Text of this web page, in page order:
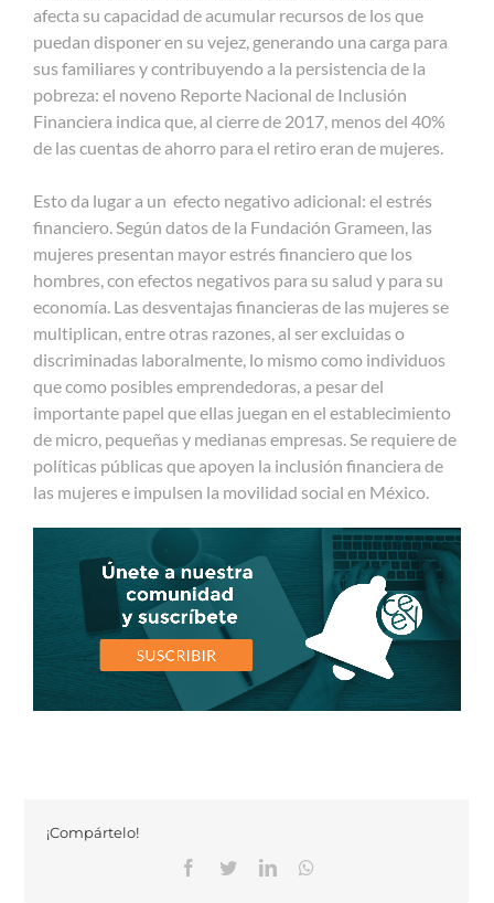
afecta su capacidad de acumular recursos de los que
puedan disponer en su vejez, generando una carga para
sus familiares y contribuyendo a la persistencia de la
pobreza: el noveno Reporte Nacional de Inclusión
Financiera indica que, al cierre de 2017, menos del 40%
de las cuentas de ahorro para el retiro eran de mujeres.
Esto da lugar a un efecto negativo adicional: el estrés
financiero. Según datos de la Fundación Grameen, las
mujeres presentan mayor estrés financiero que los
hombres, con efectos negativos para su salud y para su
economía. Las desventajas financieras de las mujeres se
multiplican, entre otras razones, al ser excluidas o
discriminadas laboralmente, lo mismo como individuos
que como posibles emprendedoras, a pesar del
importante papel que ellas juegan en el establecimiento
de micro, pequeñas y medianas empresas. Se requiere de
políticas públicas que apoyen la inclusión financiera de
las mujeres e impulsen la movilidad social en México.
¡Compártelo!
Facebook
TwitterLinkedinWhatsapp